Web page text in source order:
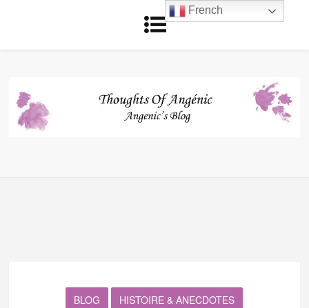
BLOG HISTOIRE & ANECDOTES
French